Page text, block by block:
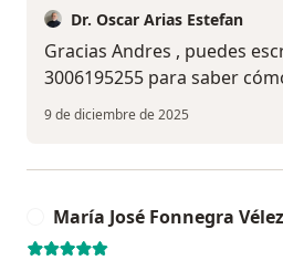
Dr. Oscar Arias Estefan
Gracias Andres , puedes
3006195255 para saber
9 de diciembre de 2025
María José Fonnegra Vélez